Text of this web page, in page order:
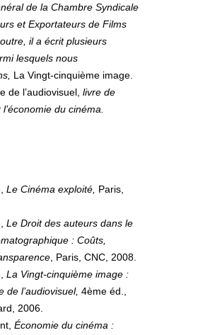
de la Chambre Syndicale
et Exportateurs de Films
il a écrit plusieurs
lesquels nous
La Vingt-cinquième image.
de l’audiovisuel livre de
du cinéma.
Le Cinéma exploité, Paris,
Le Droit des auteurs dans le
: Coûts,
, Paris, CNC, 2008.
La Vingt-cinquième image :
de l’audiovisuel, 4ème éd.,
2006.
Économie du cinéma :